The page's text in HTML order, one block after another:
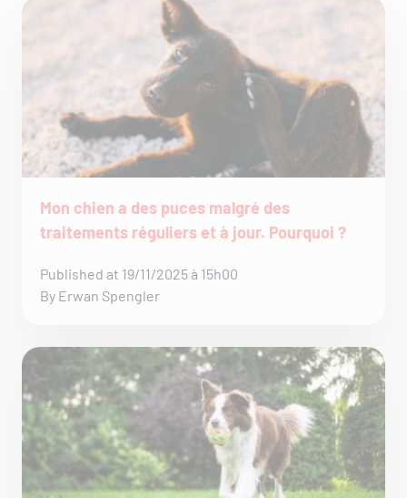
Mon chien a des puces malgré des
traitements réguliers et à jour. Pourquoi ?
Published at 19/11/2025 à 15h00
By Erwan Spengler